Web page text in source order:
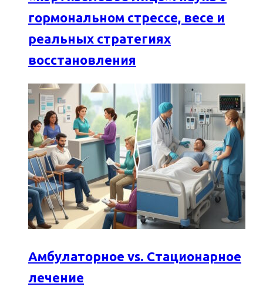
гормональном стрессе, весе и
реальных стратегиях
восстановления
Амбулаторное vs. Стационарное
лечение